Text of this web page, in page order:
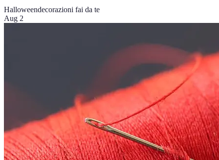
Halloweendecorazioni fai da te
Aug 2